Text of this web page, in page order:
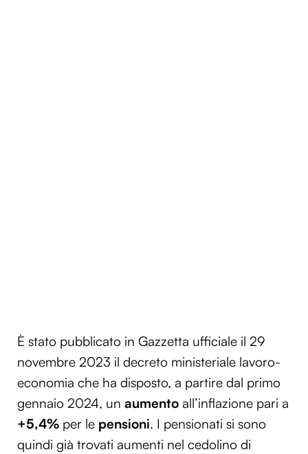
È stato pubblicato in Gazzetta ufficiale il 29
novembre 2023 il decreto ministeriale lavoro-
economia che ha disposto, a partire dal primo
gennaio 2024, un aumento all’inflazione pari a
+5,4% per le pensioni. I pensionati si sono
quindi già trovati aumenti nel cedolino di